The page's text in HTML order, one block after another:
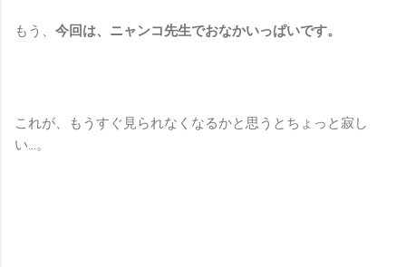
もう、 今回は、ニャンコ先生でおなかいっぱいです。
これが、もうすぐ見られなくなるかと思うとちょっと寂し
い…。